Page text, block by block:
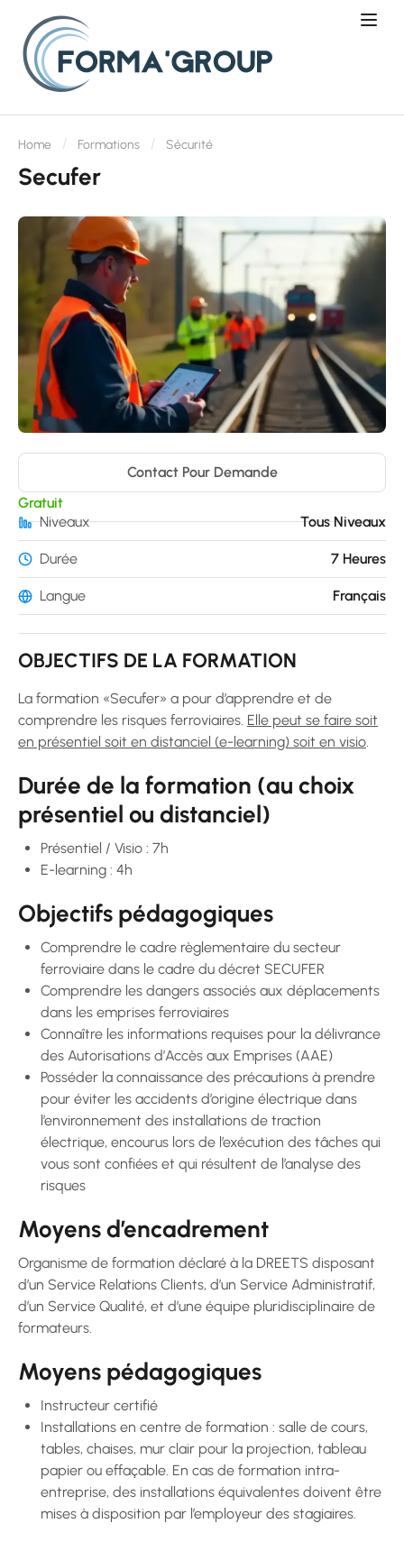
Home Formations Sécurité
Secufer
Contact Pour Demande
Gratuit
Niveaux
Tous Niveaux
Durée 7 Heures
Langue Français
OBJECTIFS DE LA FORMATION
La formation «Secufer» a pour d’apprendre et de
comprendre les risques ferroviaires. Elle peut se faire soit
en présentiel soit en distanciel (e-learning) soit en visio.
Durée de la formation (au choix
présentiel ou distanciel)
Présentiel / Visio : 7h
E-learning : 4h
Objectifs pédagogiques
Comprendre le cadre règlementaire du secteur
ferroviaire dans le cadre du décret SECUFER
Comprendre les dangers associés aux déplacements
dans les emprises ferroviaires
Connaître les informations requises pour la délivrance
des Autorisations d’Accès aux Emprises (AAE)
Posséder la connaissance des précautions à prendre
pour éviter les accidents d’origine électrique dans
l’environnement des installations de traction
électrique, encourus lors de l’exécution des tâches qui
vous sont confiées et qui résultent de l’analyse des
risques
Moyens d’encadrement
Organisme de formation déclaré à la DREETS disposant
d’un Service Relations Clients, d’un Service Administratif,
d’un Service Qualité, et d’une équipe pluridisciplinaire de
formateurs.
Moyens pédagogiques
Instructeur certifié
Installations en centre de formation : salle de cours,
tables, chaises, mur clair pour la projection, tableau
papier ou effaçable. En cas de formation intra-
entreprise, des installations équivalentes doivent être
mises à disposition par l’employeur des stagiaires.